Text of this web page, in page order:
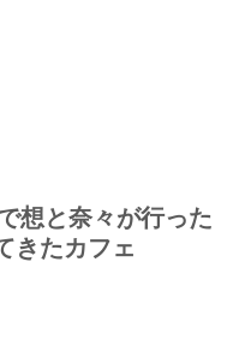
想と奈々が行った
きたカフェ